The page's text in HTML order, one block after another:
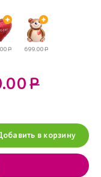
Р 699.00Р
Р
в корзину